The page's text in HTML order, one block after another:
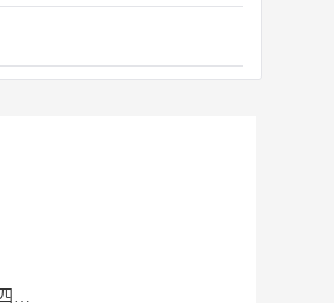
本科期间寒暑假经常辅导亲戚小孩，教学有耐心有责任心，擅长梳理知识点，做学习计划，帮学生养成良好学习习惯，四六级已过，英语口语标准，普通话标准，高考语数英均120+